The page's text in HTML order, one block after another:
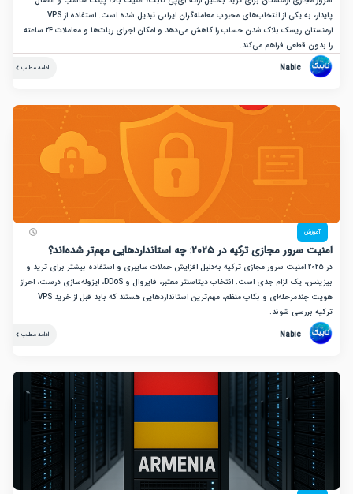
پایدار، به یکی از انتخاب‌های محبوب معامله‌گران ایرانی تبدیل شده است. استفاده از VPS
ارمنستان ریسک بلاک شدن حساب را کاهش می‌دهد و امکان اجرای ربات‌ها و معاملات ۲۴ ساعته
قطعی فراهم می‌کند.
Nabic
ترکیه در ۲۰۲۵: چه استانداردهایی مهم‌تر شده‌اند؟
در ۲۰۲۵ امنیت سرور مجازی ترکیه به‌دلیل افزایش حملات سایبری و استفاده بیشتر برای ترید و
بیزینس، یک الزام جدی است. انتخاب دیتاسنتر معتبر، فایروال و DDoS، ایزوله‌سازی درست، احراز
هویت چندمرحله‌ای و بکاپ منظم، مهم‌ترین استانداردهایی هستند که باید قبل از خرید VPS
شوند.
Nabic